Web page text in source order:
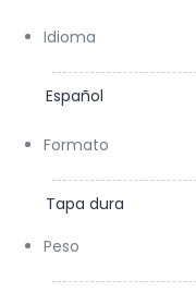
relajarse y
imaginación.
Idioma
Español
Formato
Tapa dura
Peso